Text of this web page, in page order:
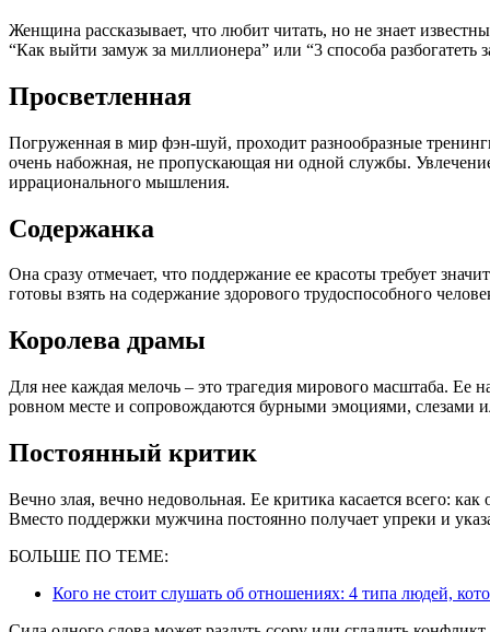
Женщина рассказывает, что любит читать, но не знает
“Как выйти замуж за миллионера” или “3 способа разбогатеть
Просветленная
Погруженная в мир фэн-шуй, проходит разнообразные
очень набожная, не пропускающая ни одной службы.
иррационального мышления.
Содержанка
Она сразу отмечает, что поддержание ее красоты требует
готовы взять на содержание здорового трудоспособного
Королева драмы
Для нее каждая мелочь – это трагедия мирового масштаба. Ее
ровном месте и сопровождаются бурными эмоциями, слезами
Постоянный критик
Вечно злая, вечно недовольная. Ее критика касается всего:
Вместо поддержки мужчина постоянно получает упреки и
БОЛЬШЕ ПО ТЕМЕ:
Кого не стоит слушать об отношениях: 4 типа людей,